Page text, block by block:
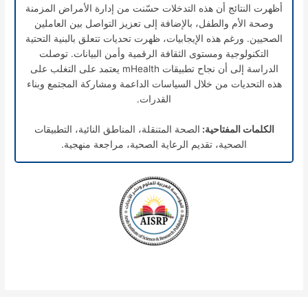
أظهرت النتائج أن هذه التدخلات حسّنت من إدارة الأمراض المزمنة
وصحة الأم والطفل، بالإضافة إلى تعزيز التواصل بين العاملين
الصحيين. ورغم هذه الإيجابيات، ظهرت تحديات تتعلق بالبنية التحتية
التكنولوجية ومستوى الثقافة الرقمية وأمن البيانات. توصلت
الدراسة إلى أن نجاح تطبيقات mHealth يعتمد على التغلب على
هذه التحديات من خلال السياسات الداعمة ومشاركة المجتمع وبناء
القدرات.
الكلمات المفتاحية: الصحة المتنقلة، المناطق النائية، التطبيقات
الصحية، تقديم الرعاية الصحية، مراجعة منهجية.